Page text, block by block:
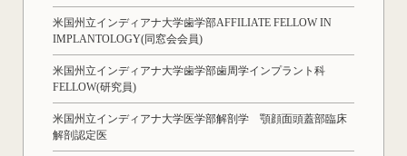
米国州立インディアナ大学歯学部AFFILIATE FELLOW IN
IMPLANTOLOGY(同窓会会員)
米国州立インディアナ大学歯学部歯周学インプラント科
FELLOW(研究員)
米国州立インディアナ大学医学部解剖学 顎顔面頭蓋部臨床
解剖認定医